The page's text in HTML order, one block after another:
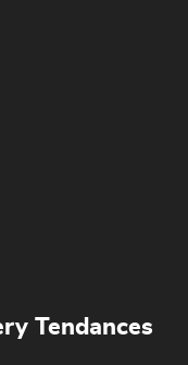
Tendances